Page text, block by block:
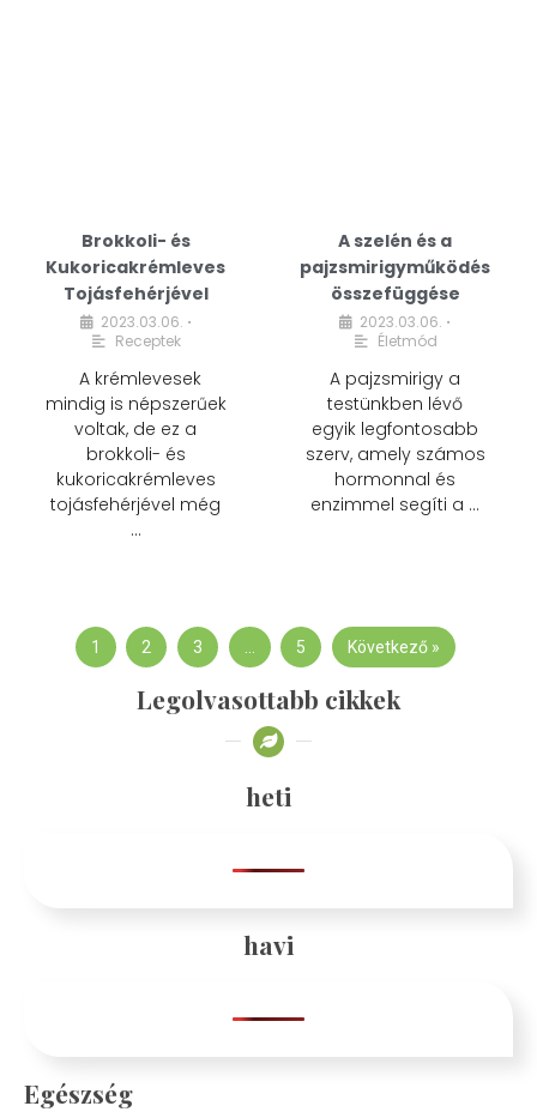
Brokkoli- és
Kukoricakrémleves
Tojásfehérjével
2023.03.06. •
Receptek
A krémlevesek
mindig is népszerűek
voltak, de ez a
brokkoli- és
kukoricakrémleves
tojásfehérjével még
…
A szelén és a
pajzsmirigyműködés
összefüggése
2023.03.06. •
Életmód
A pajzsmirigy a
testünkben lévő
egyik legfontosabb
szerv, amely számos
hormonnal és
enzimmel segíti a …
1 2 3 … 5 Következő »
Legolvasottabb cikkek
heti
havi
Egészség